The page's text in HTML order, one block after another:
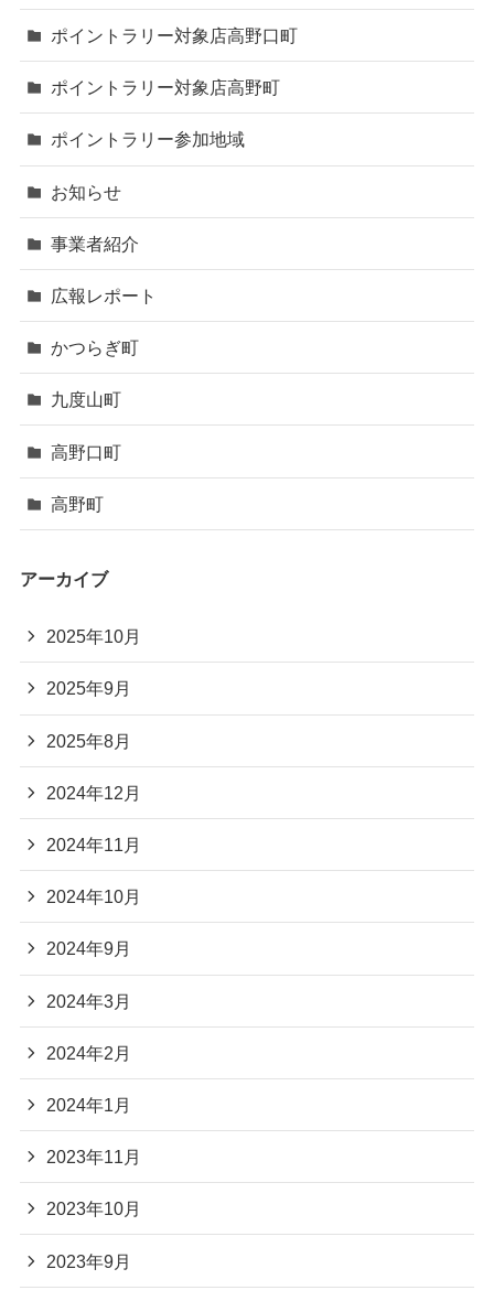
ポイントラリー対象店高野口町
ポイントラリー対象店高野町
ポイントラリー参加地域
お知らせ
事業者紹介
広報レポート
かつらぎ町
九度山町
高野口町
高野町
アーカイブ
2025年10月
2025年9月
2025年8月
2024年12月
2024年11月
2024年10月
2024年9月
2024年3月
2024年2月
2024年1月
2023年11月
2023年10月
2023年9月